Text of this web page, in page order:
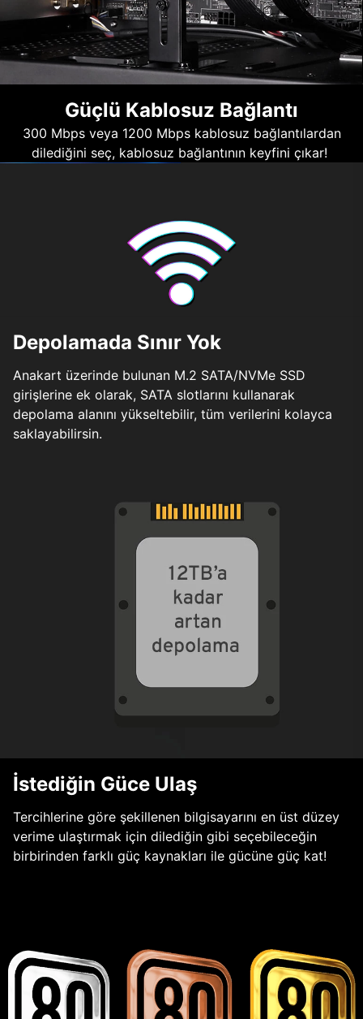
Güçlü Kablosuz Bağlantı
300 Mbps veya 1200 Mbps kablosuz bağlantılardan
dilediğini seç, kablosuz bağlantının keyfini çıkar!
Depolamada Sınır Yok
Anakart üzerinde bulunan M.2 SATA/NVMe SSD
girişlerine ek olarak, SATA slotlarını kullanarak
depolama alanını yükseltebilir, tüm verilerini kolayca
saklayabilirsin.
İstediğin Güce Ulaş
Tercihlerine göre şekillenen bilgisayarını en üst düzey
verime ulaştırmak için dilediğin gibi seçebileceğin
birbirinden farklı güç kaynakları ile gücüne güç kat!